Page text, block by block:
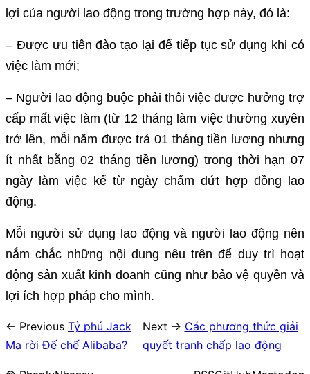
lợi của người lao động trong trường hợp này, đó là:
– Được ưu tiên đào tạo lại để tiếp tục sử dụng khi có
việc làm mới;
– Người lao động buộc phải thôi việc được hưởng trợ
cấp mất việc làm (từ 12 tháng làm việc thường xuyên
trở lên, mỗi năm được trả 01 tháng tiền lương nhưng
ít nhất bằng 02 tháng tiền lương) trong thời hạn 07
ngày làm việc kể từ ngày chấm dứt hợp đồng lao
động.
Mỗi người sử dụng lao động và người lao động nên
nắm chắc những nội dung nêu trên để duy trì hoạt
động sản xuất kinh doanh cũng như bảo vệ quyền và
lợi ích hợp pháp cho mình.
← Previous Tỷ phú Jack
Ma rời Đế chế Alibaba?
Next → Các phương thức giải
quyết tranh chấp lao động